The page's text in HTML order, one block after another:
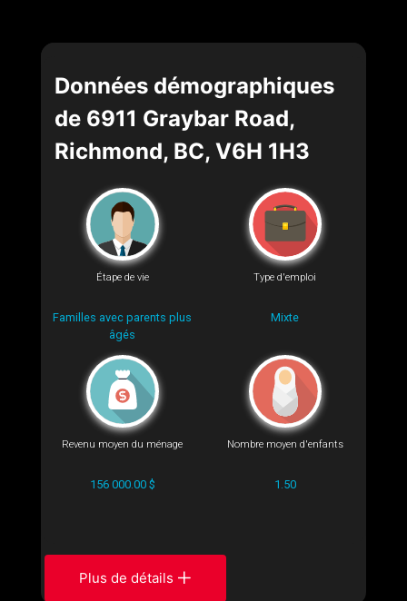
Données démographiques
de 6911 Graybar Road,
Richmond, BC, V6H 1H3
Étape de vie
Familles avec parents plus
âgés
Type d'emploi
Mixte
Revenu moyen du ménage
156 000.00 $
Nombre moyen d'enfants
1.50
Plus de détails